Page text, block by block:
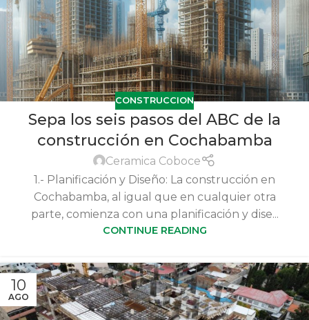
CONSTRUCCION
Sepa los seis pasos del ABC de la
construcción en Cochabamba
Ceramica Coboce
1.- Planificación y Diseño: La construcción en
Cochabamba, al igual que en cualquier otra
parte, comienza con una planificación y dise...
CONTINUE READING
10
AGO